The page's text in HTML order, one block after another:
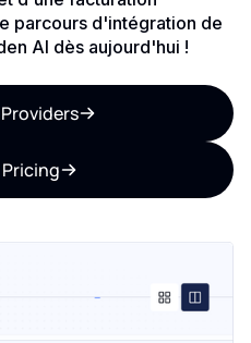
parcours d'intégration de
AI dès aujourd'hui !
Pricing